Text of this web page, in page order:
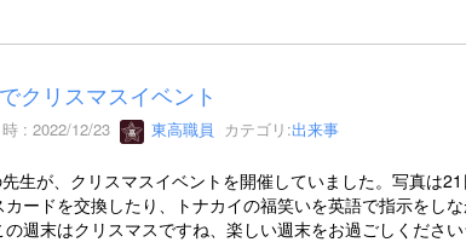
クリスマスイベント
: 2022/12/23 東高職員 カテゴリ:出来事
生が、クリスマスイベントを開催していました。写真は
カードを交換したり、トナカイの福笑いを英語で指示をし
の週末はクリスマスですね、楽しい週末をお過ごしくださ